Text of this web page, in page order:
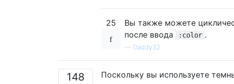
25
Вы также можете
после ввода
:color .
— Daddy32
148 Поскольку вы используете